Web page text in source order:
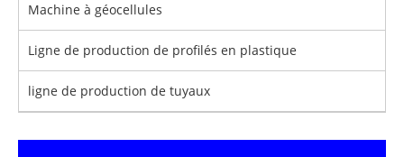
Machine à géocellules
Ligne de production de profilés en plastique
ligne de production de tuyaux